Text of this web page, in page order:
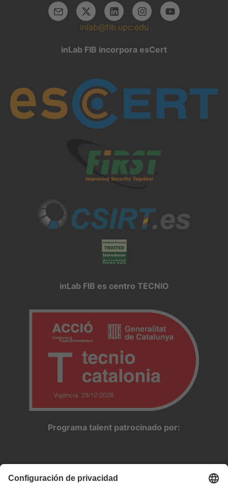
inlab@fib.upc.edu
inLab FIB incorpora esCert
inLab FIB es centro TECNIO
Programa talent patrocinado por: